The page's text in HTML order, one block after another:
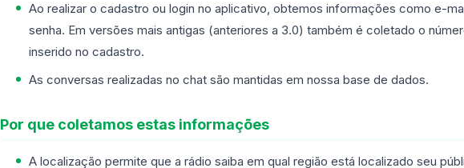
Ao realizar o cadastro ou login no aplicativo, obtemos informações como e-
senha. Em versões mais antigas (anteriores a 3.0) também é coletado o
inserido no cadastro.
As conversas realizadas no chat são mantidas em nossa base de dados.
Por que coletamos estas informações
A localização permite que a rádio saiba em qual região está localizado seu